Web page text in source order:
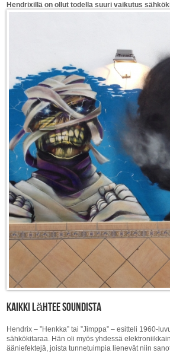
Hendrixillä on ollut todella suuri vaikutus
Kaikki lähtee soundista
Hendrix – ”Henkka” tai ”Jimppa” – esitteli 1960-
sähkökitaraa. Hän oli myös yhdessä
ääniefektejä, joista tunnetuimpia lienevät niin